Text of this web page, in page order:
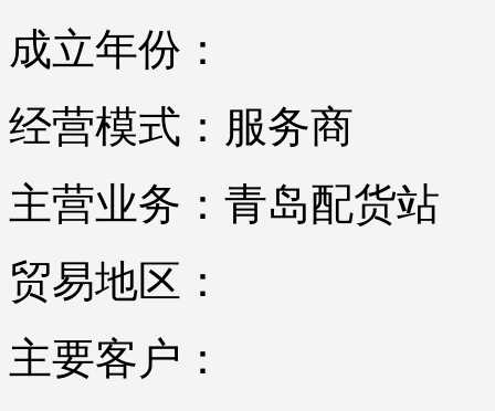
成立年份：
经营模式：服务商
主营业务：青岛配货站
贸易地区：
主要客户：